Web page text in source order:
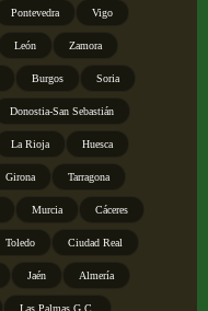
Pontevedra Vigo
León Zamora
Burgos Soria
Donostia-San Sebastián
La Rioja Huesca
Girona Tarragona
Murcia Cáceres
Toledo Ciudad Real
Jaén Almería
Las Palmas G.C.